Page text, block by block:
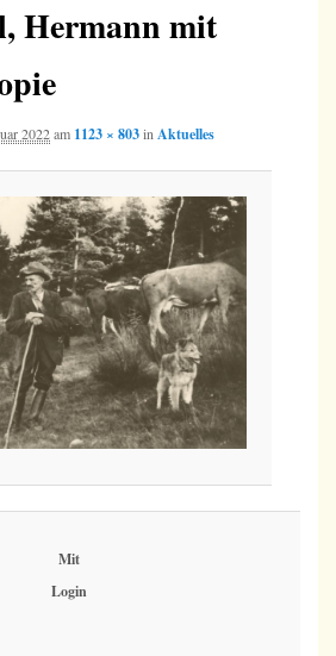
Hermann mit
2022am 1123 × 803in Aktuelles
Mit
Login